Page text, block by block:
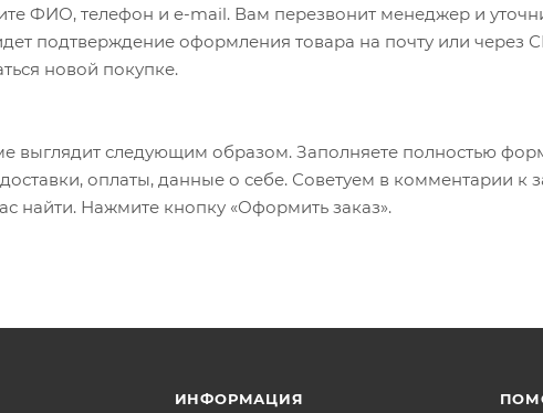
ФИО, телефон и e-mail. Вам перезвонит менеджер и
подтверждение оформления товара на почту или через
новой покупке.
выглядит следующим образом. Заполняете полностью
оплаты, данные о себе. Советуем в комментарии к
найти. Нажмите кнопку «Оформить заказ».
ИНФОРМАЦИЯ